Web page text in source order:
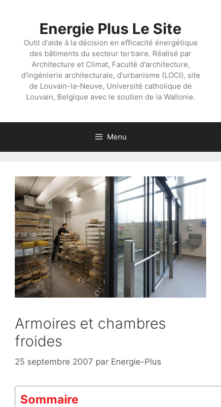
Energie Plus Le Site
Outil d'aide à la décision en efficacité énergétique
des bâtiments du secteur tertiaire. Réalisé par
Architecture et Climat, Faculté d'architecture,
d'ingénierie architecturale, d'urbanisme (LOCI), site
de Louvain-la-Neuve, Université catholique de
Louvain, Belgique avec le soutien de la Wallonie.
Menu
Armoires et chambres
froides
25 septembre 2007 par Energie-Plus
Sommaire